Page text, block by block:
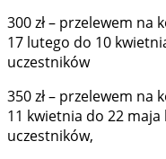
300 zł – przelewem
17 lutego do 10
uczestników
350 zł – przelewem
11 kwietnia do 22
uczestników,